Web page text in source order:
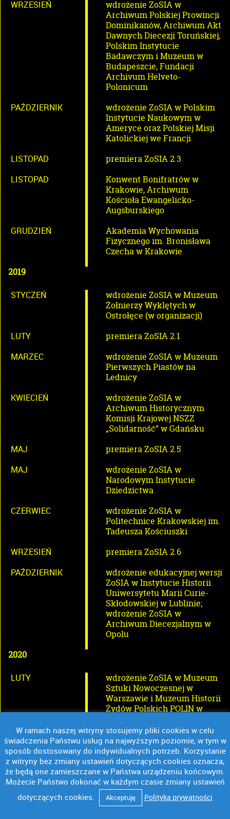
WRZESIEŃ
wdrożenie ZoSIA w
Archiwum Polskiej Prowincji
Dominikanów, Archiwum Akt
Dawnych Diecezji Toruńskiej,
Polskim Instytucie
Badawczym i Muzeum w
Budapeszcie, Fundacji
Archivum Helveto-
Polonicum
PAŹDZIERNIK
wdrożenie ZoSIA w Polskim
Instytucie Naukowym w
Ameryce oraz Polskiej Misji
Katolickiej we Francji
LISTOPAD
premiera ZoSIA 2.3
LISTOPAD
Konwent Bonifratrów w
Krakowie, Archiwum
Kościoła Ewangelicko-
Augsburskiego
GRUDZIEŃ
Akademia Wychowania
Fizycznego im. Bronisława
Czecha w Krakowie
2019
STYCZEŃ
wdrożenie ZoSIA w Muzeum
Żołnierzy Wyklętych w
Ostrołęce (w organizacji)
LUTY
premiera ZoSIA 2.1
MARZEC
wdrożenie ZoSIA w Muzeum
Pierwszych Piastów na
Lednicy
KWIECIEŃ
wdrożenie ZoSIA w
Archiwum Historycznym
Komisji Krajowej NSZZ
„Solidarność” w Gdańsku
MAJ
premiera ZoSIA 2.5
MAJ
wdrożenie ZoSIA w
Narodowym Instytucie
Dziedzictwa
CZERWIEC
wdrożenie ZoSIA w
Politechnice Krakowskiej im.
Tadeusza Kościuszki
WRZESIEŃ
premiera ZoSIA 2.6
PAŹDZIERNIK
wdrożenie edukacyjnej wersji
ZoSIA w Instytucie Historii
Uniwersytetu Marii Curie-
Skłodowskiej w Lublinie;
wdrożenie ZoSIA w
Archiwum Diecezjalnym w
Opolu
2020
LUTY
wdrożenie ZoSIA w Muzeum
Sztuki Nowoczesnej w
Warszawie i Muzeum Historii
Żydów Polskich POLIN w
KWIECIEŃ
premiera ZoSIA 2.7
WRZESIEŃ
wdrożenie ZoSIA w Fundacji
im. Zofii i Jana Włodków,
Akademii Sztuk Pięknych w
Warszawie; wdrożenie
edukacyjnej wersji ZoSIA w
W ramach naszej witryny stosujemy pliki cookies w celu
świadczenia Państwu usług na najwyższym poziomie, w tym w
sposób dostosowany do indywidualnych potrzeb. Korzystanie
z witryny bez zmiany ustawień dotyczących cookies oznacza,
że będą one zamieszczane w Państwa urządzeniu końcowym.
Możecie Państwo dokonać w każdym czasie zmiany ustawień
dotyczących cookies.
Akceptuję Polityka prywatności